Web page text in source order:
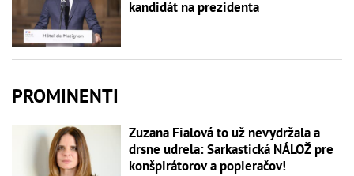
kandidát na prezidenta
PROMINENTI
Zuzana Fialová to už nevydržala a
drsne udrela: Sarkastická NÁLOŽ pre
konšpirátorov a popieračov!